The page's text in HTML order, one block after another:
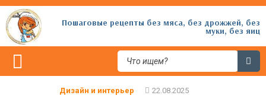
Пошаговые рецепты без мяса, без дрожжей, без
муки, без яиц
Дизайн и интерьер